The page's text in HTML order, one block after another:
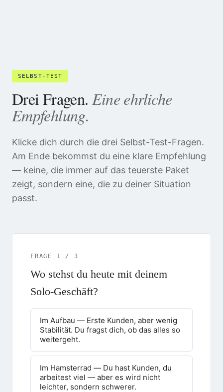
SELBST-TEST
Drei Fragen. Eine ehrliche
Empfehlung.
Klicke dich durch die drei Selbst-Test-Fragen.
Am Ende bekommst du eine klare Empfehlung
— keine, die immer auf das teuerste Paket
zeigt, sondern eine, die zu deiner Situation
passt.
FRAGE 1 /3
Wo stehst du heute mit deinem
Solo-Geschäft?
Im Aufbau — Erste Kunden, aber wenig
Stabilität. Du fragst dich, ob das alles so
weitergeht.
Im Hamsterrad — Du hast Kunden, du
arbeitest viel — aber es wird nicht
leichter, sondern schwerer.